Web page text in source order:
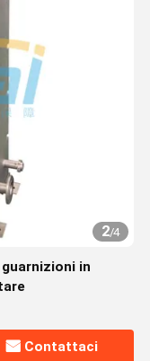
2/4
in
Contattaci